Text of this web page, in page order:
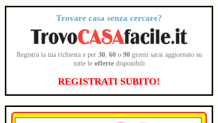
Trovare casa senza cercare?
Registra la tua richiesta e per 30, 60o 90giorni sarai aggiornato su
tutte le offertedisponibili
REGISTRATI SUBITO!